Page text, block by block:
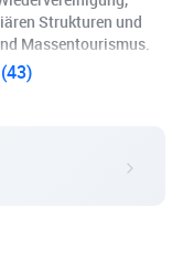
Strukturen und
Massentourismus.